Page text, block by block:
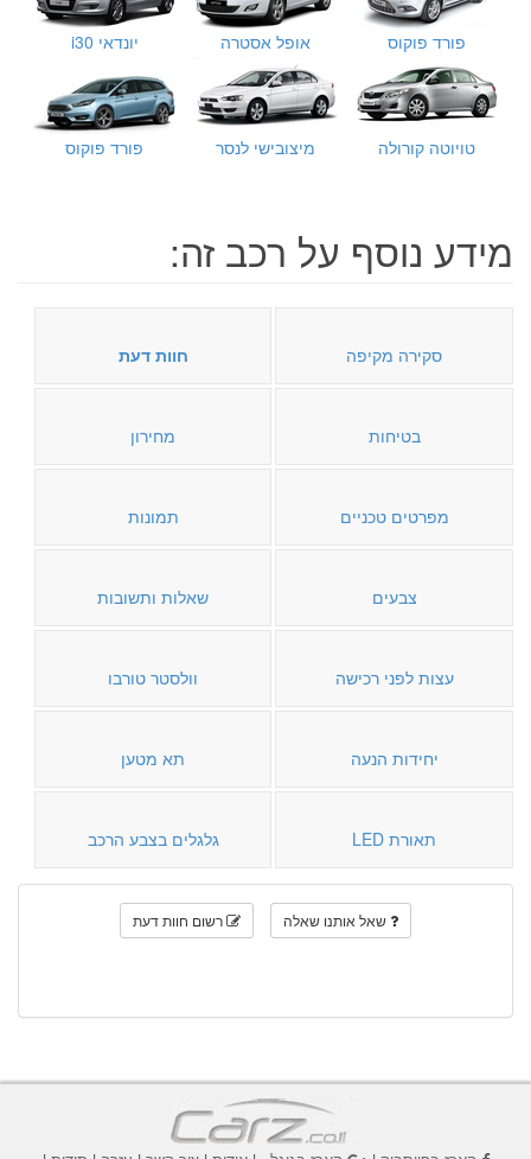
פורד פוקוס אופל אסטרה יונדאי i30
טויוטה קורולה מיצובישי לנסר פורד פוקוס
מידע נוסף על רכב זה:
סקירה מקיפה חוות דעת
בטיחות מחירון
מפרטים טכניים תמונות
צבעים שאלות ותשובות
עצות לפני רכישה וולסטר טורבו
יחידות הנעה תא מטען
תאורת LED גלגלים בצבע הרכב
שאל אותנו שאלה רשום חוות דעת